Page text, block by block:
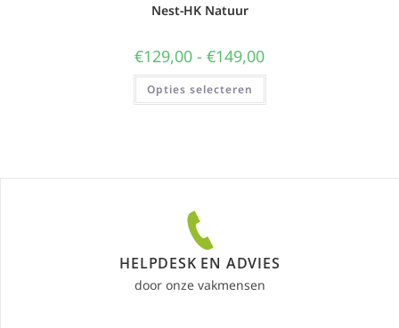
Nest-HK Natuur
€129,00 - €149,00
Opties selecteren
HELPDESK EN ADVIES
door onze vakmensen